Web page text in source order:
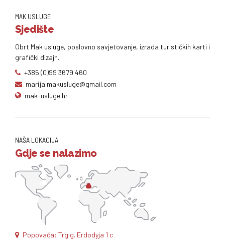
MAK USLUGE
Sjedište
Obrt Mak usluge, poslovno savjetovanje, izrada turističkih karti i
grafički dizajn.
+385 (0)99 3679 460
marija.makusluge@gmail.com
mak-usluge.hr
NAŠA LOKACIJA
Gdje se nalazimo
Popovača: Trg g. Erdodyja 1 c